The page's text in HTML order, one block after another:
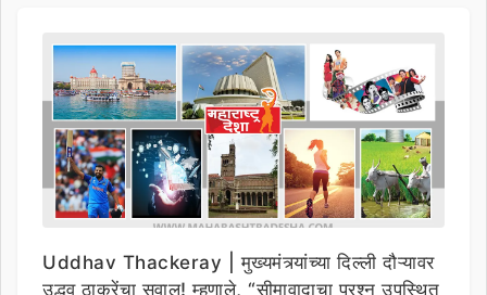
Uddhav Thackeray | मुख्यमंत्र्यांच्या दिल्ली दौऱ्यावर
उद्धव ठाकरेंचा सवाल! म्हणाले, “सीमावादाचा प्रश्न उपस्थित